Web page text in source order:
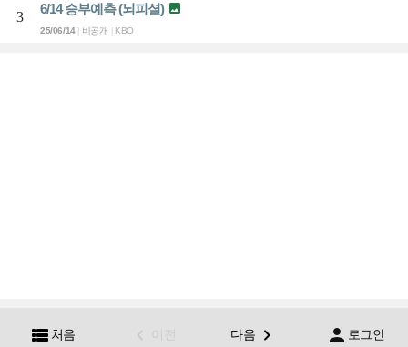
3
6/14 승부예측 (뇌피셜) 
25/06/14| 비공개 KBO
 처음 다음   로그인